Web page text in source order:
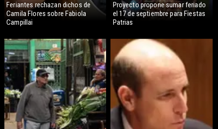
Feriantes rechazan dichos de
Camila Flores sobre Fabiola
Campillai
Proyecto propone sumar feriado
el 17 de septiembre para Fiestas
Patrias